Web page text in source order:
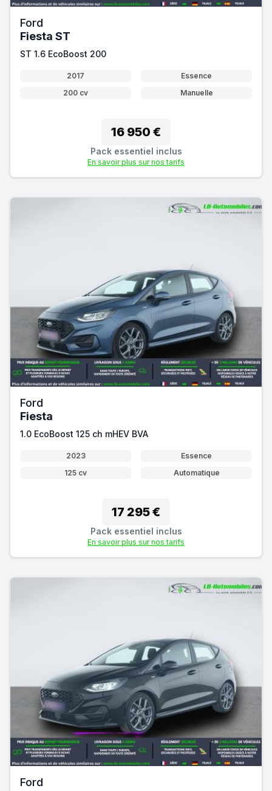
Ford
Fiesta ST
ST 1.6 EcoBoost 200
2017
Essence
200 cv
Manuelle
16 950 €
Pack essentiel inclus
En savoir plus sur nos tarifs
Ford
Fiesta
1.0 EcoBoost 125 ch mHEV BVA
2023
Essence
125 cv
Automatique
17 295 €
Pack essentiel inclus
En savoir plus sur nos tarifs
Ford